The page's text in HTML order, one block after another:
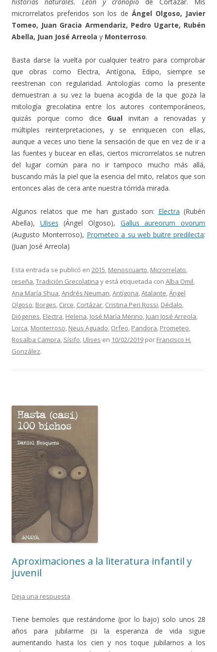
microrrelatos preferidos son los de Ángel Olgoso, Javier
Tomeo, Juan Gracia Armendariz, Pedro Ugarte, Rubén
Abella, Juan José Arreola y Monterroso.
Basta darse la vuelta por cualquier teatro para comprobar
que obras como Electra, Antígona, Edipo, siempre se
reestrenan con regularidad. Antologías como la presente
demuestran a su vez la buena acogida de la que goza la
mitología grecolatina entre los autores contemporáneos,
quizás porque como dice Gual invitan a renovadas y
múltiples reinterpretaciones, y se enriquecen con ellas,
aunque a veces uno tiene la sensación de que en vez de ir a
las fuentes y bucear en ellas, ciertos microrrelatos se nutren
del lugar común para no ir tampoco mucho más allá,
buscando más la piel que la esencia del mito, relatos que son
entonces alas de cera ante nuestra tórrida mirada.
Algunos relatos que me han gustado son: Electra (Rubén
Abella), Ulises (Ángel Olgoso), Gallus aureorum ovorum
(Augusto Monterroso), Prometeo a su web buitre predilecta:
(Juan José Arreola)
Esta entrada se publicó en 2015, Menoscuarto, Microrrelato,
reseña,Tradición Grecolatina y está etiquetada con Alba Omil,
Ana María Shua,Andrés Neuman,Antígona,Atalante,Ángel
Olgoso, Borges, Circe, Cortázar, Cristina Peri Rossi, Dédalo,
Diógenes, Electra, Helena, José María Merino, Juan José Arreola,
Lorca, Monterroso, Neus Aguado, Orfeo, Pandora, Prometeo,
Rosalba Campra, Sísifo, Ulises en 10/02/2019 por Francisco H.
González.
Aproximaciones a la literatura infantil y
juvenil
Deja una respuesta
Tiene bemoles que restándome (por lo bajo) solo unos 28
años para jubilarme (si la esperanza de vida sigue
aumentando hasta los cien y nos toque jubilarnos a los